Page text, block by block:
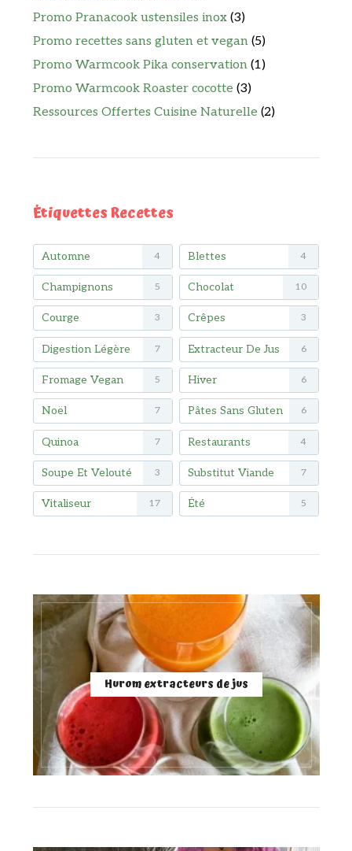
Promo Pranacook ustensiles inox (3)
Promo recettes sans gluten et vegan (5)
Promo Warmcook Pika conservation (1)
Promo Warmcook Roaster cocotte (3)
Ressources Offertes Cuisine Naturelle (2)
Étiquettes Recettes
Automne 4 Blettes 4
Champignons 5 Chocolat 10
Courge 3 Crêpes 3
Digestion Légère 7 Extracteur De Jus 6
Fromage Vegan 5 Hiver 6
Noël 7 Pâtes Sans Gluten 6
Quinoa 7 Restaurants 4
Soupe Et Velouté 3 Substitut Viande 7
Vitaliseur 17 Été 5
Hurom extracteurs de jus